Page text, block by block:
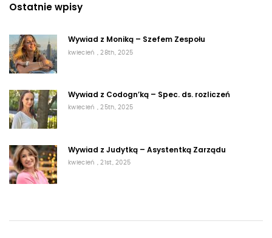
Ostatnie wpisy
Wywiad z Moniką – Szefem Zespołu
kwiecień , 28th, 2025
Wywiad z Codogn’ką – Spec. ds. rozliczeń
kwiecień , 25th, 2025
Wywiad z Judytką – Asystentką Zarządu
kwiecień , 21st, 2025